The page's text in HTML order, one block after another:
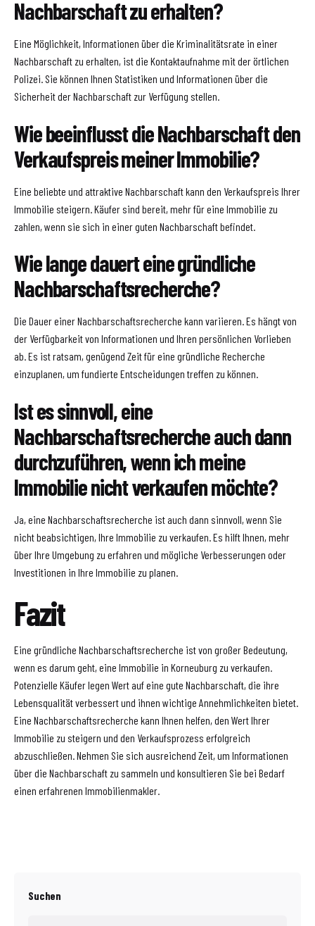
Nachbarschaft zu erhalten?
Eine Möglichkeit, Informationen über die Kriminalitätsrate in einer
Nachbarschaft zu erhalten, ist die Kontaktaufnahme mit der örtlichen
Polizei. Sie können Ihnen Statistiken und Informationen über die
Sicherheit der Nachbarschaft zur Verfügung stellen.
Wie beeinflusst die Nachbarschaft den
Verkaufspreis meiner Immobilie?
Eine beliebte und attraktive Nachbarschaft kann den Verkaufspreis Ihrer
Immobilie steigern. Käufer sind bereit, mehr für eine Immobilie zu
zahlen, wenn sie sich in einer guten Nachbarschaft befindet.
Wie lange dauert eine gründliche
Nachbarschaftsrecherche?
Die Dauer einer Nachbarschaftsrecherche kann variieren. Es hängt von
der Verfügbarkeit von Informationen und Ihren persönlichen Vorlieben
ab. Es ist ratsam, genügend Zeit für eine gründliche Recherche
einzuplanen, um fundierte Entscheidungen treffen zu können.
Ist es sinnvoll, eine
Nachbarschaftsrecherche auch dann
durchzuführen, wenn ich meine
Immobilie nicht verkaufen möchte?
Ja, eine Nachbarschaftsrecherche ist auch dann sinnvoll, wenn Sie
nicht beabsichtigen, Ihre Immobilie zu verkaufen. Es hilft Ihnen, mehr
über Ihre Umgebung zu erfahren und mögliche Verbesserungen oder
Investitionen in Ihre Immobilie zu planen.
Fazit
Eine gründliche Nachbarschaftsrecherche ist von großer Bedeutung,
wenn es darum geht, eine Immobilie in Korneuburg zu verkaufen.
Potenzielle Käufer legen Wert auf eine gute Nachbarschaft, die ihre
Lebensqualität verbessert und ihnen wichtige Annehmlichkeiten bietet.
Eine Nachbarschaftsrecherche kann Ihnen helfen, den Wert Ihrer
Immobilie zu steigern und den Verkaufsprozess erfolgreich
abzuschließen. Nehmen Sie sich ausreichend Zeit, um Informationen
über die Nachbarschaft zu sammeln und konsultieren Sie bei Bedarf
einen erfahrenen Immobilienmakler.
Suchen